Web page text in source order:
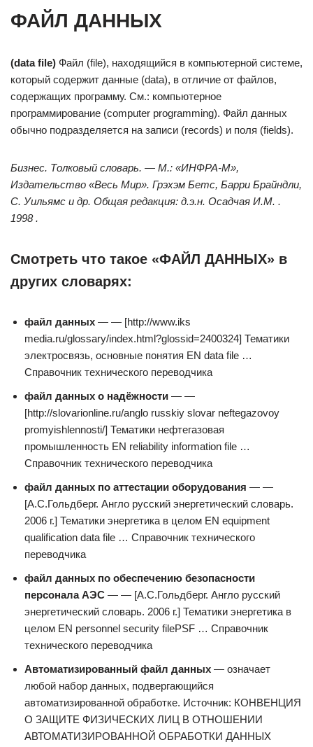
ФАЙЛ ДАННЫХ
(data file) Файл (file), находящийся в компьютерной системе,
который содержит данные (data), в отличие от файлов,
содержащих программу. См.: компьютерное
программирование (computer programming). Файл данных
обычно подразделяется на записи (records) и поля (fields).
Бизнес. Толковый словарь. — М.: «ИНФРА-М»,
Издательство «Весь Мир». Грэхэм Бетс, Барри Брайндли,
С. Уильямс и др. Общая редакция: д.э.н. Осадчая И.М. .
1998 .
Смотреть что такое «ФАЙЛ ДАННЫХ» в
других словарях:
файл данных — — [http://www.iks
media.ru/glossary/index.html?glossid=2400324] Тематики
электросвязь, основные понятия EN data file …
Справочник технического переводчика
файл данных о надёжности — —
[http://slovarionline.ru/anglo russkiy slovar neftegazovoy
promyishlennosti/] Тематики нефтегазовая
промышленность EN reliability information file …
Справочник технического переводчика
файл данных по аттестации оборудования — —
[А.С.Гольдберг. Англо русский энергетический словарь.
2006 г.] Тематики энергетика в целом EN equipment
qualification data file … Справочник технического
переводчика
файл данных по обеспечению безопасности
персонала АЭС — — [А.С.Гольдберг. Англо русский
энергетический словарь. 2006 г.] Тематики энергетика в
целом EN personnel security filePSF … Справочник
технического переводчика
Автоматизированный файл данных — означает
любой набор данных, подвергающийся
автоматизированной обработке. Источник: КОНВЕНЦИЯ
О ЗАЩИТЕ ФИЗИЧЕСКИХ ЛИЦ В ОТНОШЕНИИ
АВТОМАТИЗИРОВАННОЙ ОБРАБОТКИ ДАННЫХ